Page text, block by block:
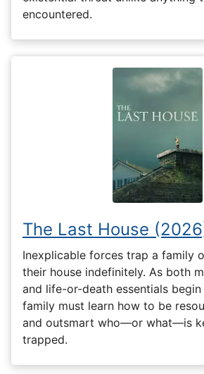
encountered.
The Last House
Inexplicable forces trap a family
their house indefinitely. As both
and life-or-death essentials
family must learn how to be
and outsmart who—or what—is
trapped.